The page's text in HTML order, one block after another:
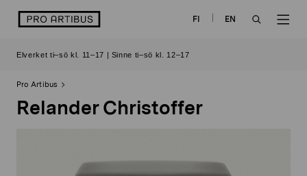
logo FI
EN
Elverket ti–sö kl. 11–17 | Sinne ti–sö kl. 12–17
Pro Artibus
Relander Christoffer